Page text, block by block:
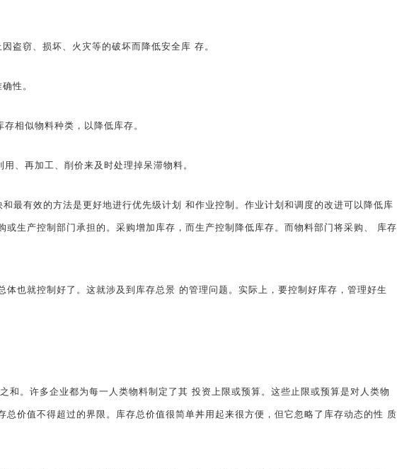
窃、损坏、火灾等的破坏而降低安全库 存。
性。
相似物料种类，以降低库存。
再加工、削价来及时处理掉呆滞物料。
有效的方法是更好地进行优先级计划 和作业控制。作业计划和调度的改进可以降低库
生产控制部门承担的。采购增加库存，而生产控制降低库存。而物料部门将采购、 库存
也就控制好了。这就涉及到库存总景 的管理问题。实际上，要控制好库存，管理好生
。许多企业都为每一人类物料制定了其 投资上限或预算。这些止限或预算是对人类物
价值不得超过的界限。库存总价值很简单丼用起来很方便，但它忽略了库存动态的性 质